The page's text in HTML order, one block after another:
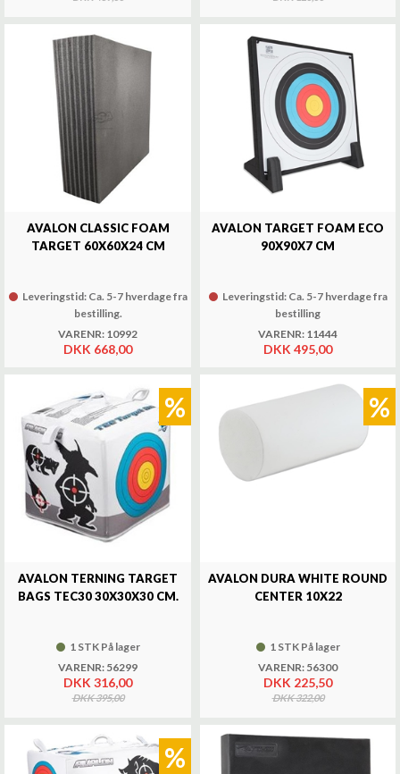
AVALON CLASSIC FOAM
TARGET 60X60X24 CM
Leveringstid: Ca. 5-7 hverdage fra
bestilling.
VARENR: 10992
DKK 668,00
AVALON TARGET FOAM ECO
90X90X7 CM
Leveringstid: Ca. 5-7 hverdage fra
bestilling
VARENR: 11444
DKK 495,00
AVALON TERNING TARGET
BAGS TEC30 30X30X30 CM.
1 STK På lager
VARENR: 56299
DKK 316,00
DKK 395,00
%
AVALON DURA WHITE ROUND
CENTER 10X22
1 STK På lager
VARENR: 56300
DKK 225,50
DKK 322,00
%
%